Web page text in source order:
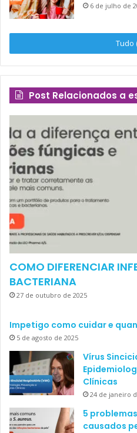
6 de julho de
Tudo
Post Relacionados a
COMO DIFERENCIAR
BACTERIANA
27 de outubro de 2025
Impetigo como cuidar e
5 de agosto de 2025
Vírus
Clínicas
24 de janeiro
5
causados